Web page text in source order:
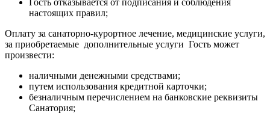
настоящих правил;
Оплату за санаторно-курортное лечение, медицинские услуги,
за приобретаемые дополнительные услуги Гость может
произвести:
наличными денежными средствами;
путем использования кредитной карточки;
безналичным перечислением на банковские реквизиты
Санатория;